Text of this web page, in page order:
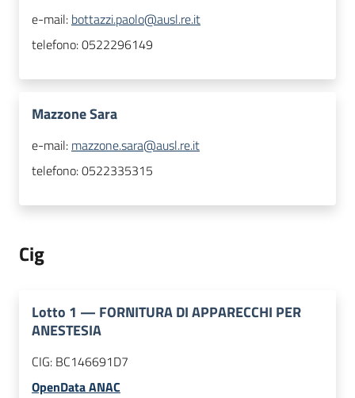
e-mail: bottazzi.paolo@ausl.re.it
telefono:0522296149
Mazzone Sara
e-mail: mazzone.sara@ausl.re.it
telefono:0522335315
Cig
Lotto 1 — FORNITURA DI APPARECCHI PER
ANESTESIA
CIG: BC146691D7
OpenData ANAC